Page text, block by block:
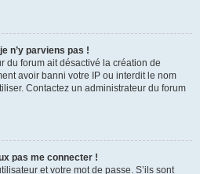
n’y parviens pas !
du forum ait désactivé la création de
avoir banni votre IP ou interdit le nom
Contactez un administrateur du forum
pas me connecter !
et votre mot de passe. S’ils sont